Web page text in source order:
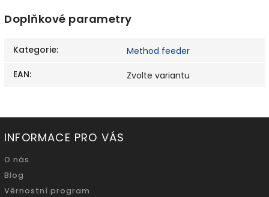
Doplňkové parametry
Kategorie:
Method feeder
EAN: Zvolte variantu
INFORMACE PRO VÁS
O nás
Blog
Věrnostní program